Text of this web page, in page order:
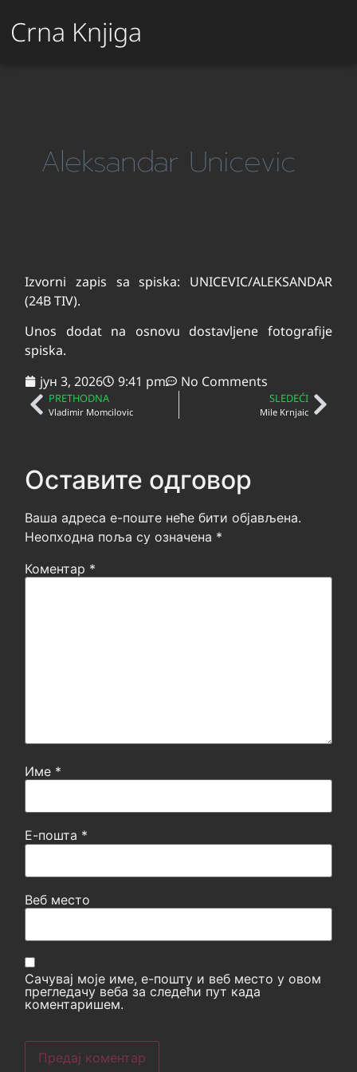
Crna Knjiga
Aleksandar Unicevic
Izvorni zapis sa spiska: UNICEVIC/ALEKSANDAR
(24B TIV).
Unos dodat na osnovu dostavljene fotografije
spiska.
јун 3, 2026
9:41 pm No Comments
PRETHODNA
Vladimir Momcilovic
SLEDEĆI
Mile Krnjaic
Оставите одговор
Ваша адреса е-поште неће бити објављена.
Неопходна поља су означена *
Коментар *
Име *
Е-пошта *
Веб место
Сачувај моје име, е-пошту и веб место у овом
прегледачу веба за следећи пут када
коментаришем.